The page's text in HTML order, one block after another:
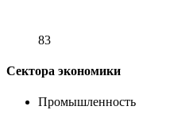
83
Сектора экономики
Промышленность